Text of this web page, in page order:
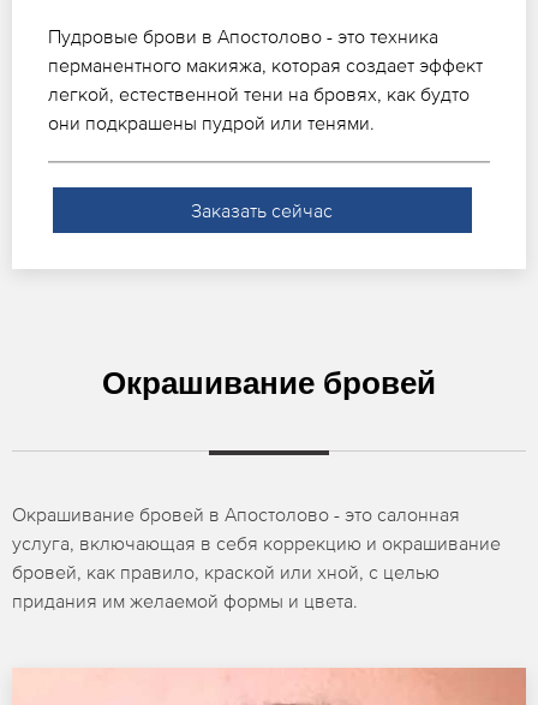
Пудровые брови в Апостолово - это техника
перманентного макияжа, которая создает эффект
легкой, естественной тени на бровях, как будто
они подкрашены пудрой или тенями.
Заказать сейчас
Окрашивание бровей
Окрашивание бровей в Апостолово - это салонная
услуга, включающая в себя коррекцию и окрашивание
бровей, как правило, краской или хной, с целью
придания им желаемой формы и цвета.